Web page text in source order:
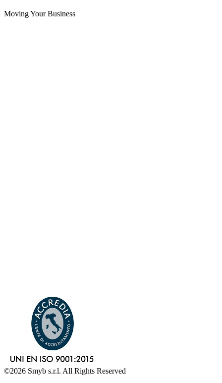
Moving Your Business
©2026 Smyb s.r.l. All Rights Reserved